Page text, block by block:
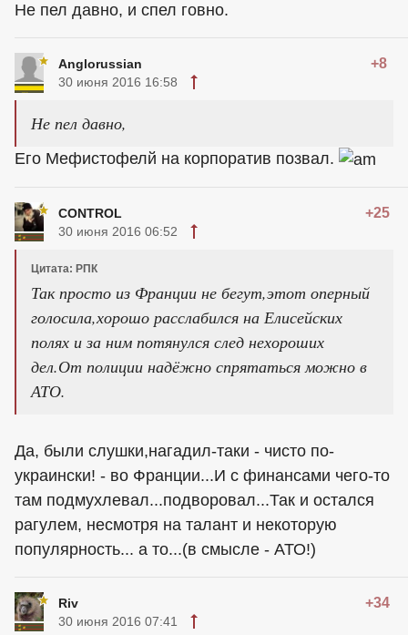
Не пел давно, и спел говно.
Anglorussian +8
30 июня 2016 16:58
Не пел давно,
Его Мефистофелй на корпоратив позвал.
CONTROL +25
30 июня 2016 06:52
Цитата: РПК
Так просто из Франции не бегут,этот оперный
голосила,хорошо расслабился на Елисейских
полях и за ним потянулся след нехороших
дел.От полиции надёжно спрятаться можно в
АТО.
Да, были слушки,нагадил-таки - чисто по-
украински! - во Франции...И с финансами чего-то
там подмухлевал...подворовал...Так и остался
рагулем, несмотря на талант и некоторую
популярность... а то...(в смысле - АТО!)
Riv +34
30 июня 2016 07:41